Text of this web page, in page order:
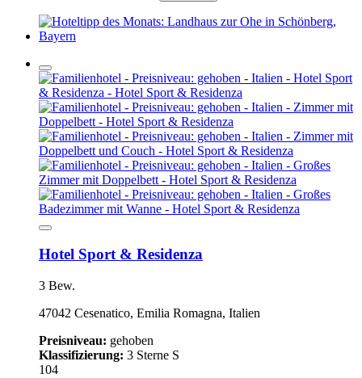
Hotel Sport & Residenza
3 Bew.
47042 Cesenatico, Emilia Romagna, Italien
Preisniveau: gehoben
Klassifizierung: 3 Sterne S
104